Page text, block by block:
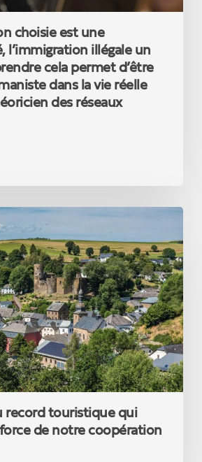
choisie est une
l’immigration illégale un
cela permet d’être
dans la vie réelle
des réseaux
record touristique qui
de notre coopération